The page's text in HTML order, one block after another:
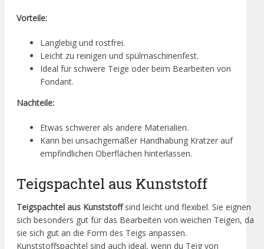
Vorteile:
Langlebig und rostfrei.
Leicht zu reinigen und spülmaschinenfest.
Ideal für schwere Teige oder beim Bearbeiten von
Fondant.
Nachteile:
Etwas schwerer als andere Materialien.
Kann bei unsachgemäßer Handhabung Kratzer auf
empfindlichen Oberflächen hinterlassen.
Teigspachtel aus Kunststoff
Teigspachtel aus Kunststoffsind leicht und flexibel. Sie eignen
sich besonders gut für das Bearbeiten von weichen Teigen, da
sie sich gut an die Form des Teigs anpassen.
Kunststoffspachtel sind auch ideal, wenn du Teig von